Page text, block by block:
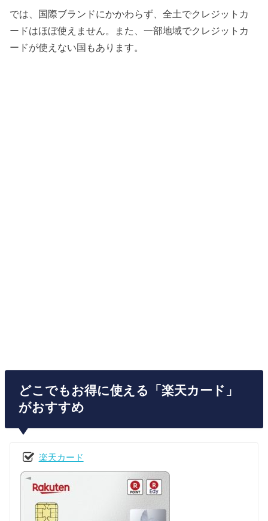
では、国際ブランドにかかわらず、全土でクレジットカ
ードはほぼ使えません。また、一部地域でクレジットカ
ードが使えない国もあります。
どこでもお得に使える「楽天カード」
がおすすめ
楽天カード